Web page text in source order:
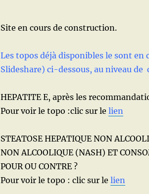
Site en cours de construction.
Les topos déjà disponibles le sont en
Slideshare) ci-dessous, au niveau de
HEPATITE E, après les
Pour voir le topo :clic sur le lien
STEATOSE HEPATIQUE NON
NON ALCOOLIQUE (NASH) ET
POUR OU CONTRE ?
Pour voir le topo : clic sur le lien